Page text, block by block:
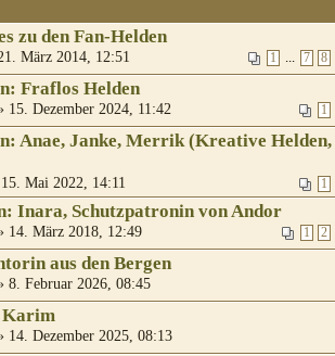
zu den Fan-Helden
1 ... 7 8
März 2014, 12:51
Fraflos Helden
1
15. Dezember 2024, 11:42
Anae, Janke, Merrik (Kreative Helden,
1
Mai 2022, 14:11
Inara, Schutzpatronin von Andor
1 2
14. März 2018, 12:49
aus den Bergen
8. Februar 2026, 08:45
Karim
14. Dezember 2025, 08:13